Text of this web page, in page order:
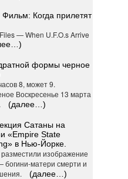
Фильм: Когда прилетят
— When U.F.O.s Arrive
формы черное
8, может 9.
Воскресенье 13 марта
(далее…)
Сатаны на
«Empire State
в Нью-Йорке.
изображение
богини-матери смерти и
(далее…)